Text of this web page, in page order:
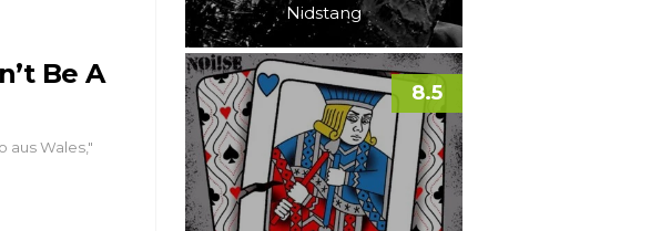
Be A
aus Wales,"
Nidstang
8.5